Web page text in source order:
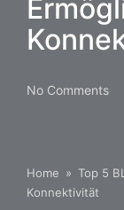
No Comments
Home » Top 5
Konnektivität